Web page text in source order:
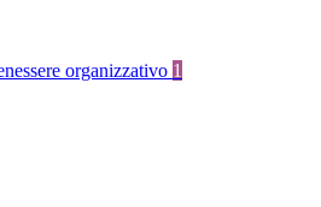
organizzativo 1